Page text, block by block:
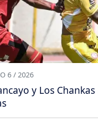
6 / 2026
y Los